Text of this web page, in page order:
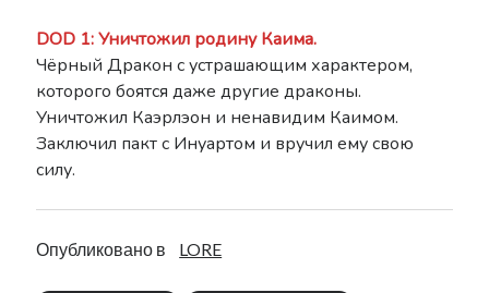
DOD 1: Уничтожил родину Каима.
Чёрный Дракон с устрашающим характером,
которого боятся даже другие драконы.
Уничтожил Каэрлэон и ненавидим Каимом.
Заключил пакт с Инуартом и вручил ему свою
силу.
Опубликовано в LORE